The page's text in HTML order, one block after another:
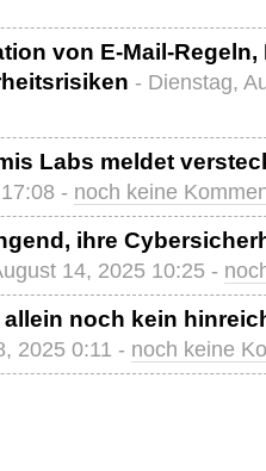
von E-Mail-
- Dienstag,
Labs meldet
- noch keine
ihre
14, 2025 10:25 -
allein noch kein
2025 0:11 - noch keine